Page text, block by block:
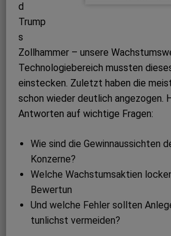
d
Trump
s
Zollhammer – unsere
Technologiebereich mussten
einstecken. Zuletzt haben die
schon wieder deutlich angezogen.
Antworten auf wichtige Fragen:
Wie sind die Gewinnaussichten
Konzerne?
Welche Wachstumsaktien
Bewertun
Und welche Fehler sollten
tunlichst vermeiden?